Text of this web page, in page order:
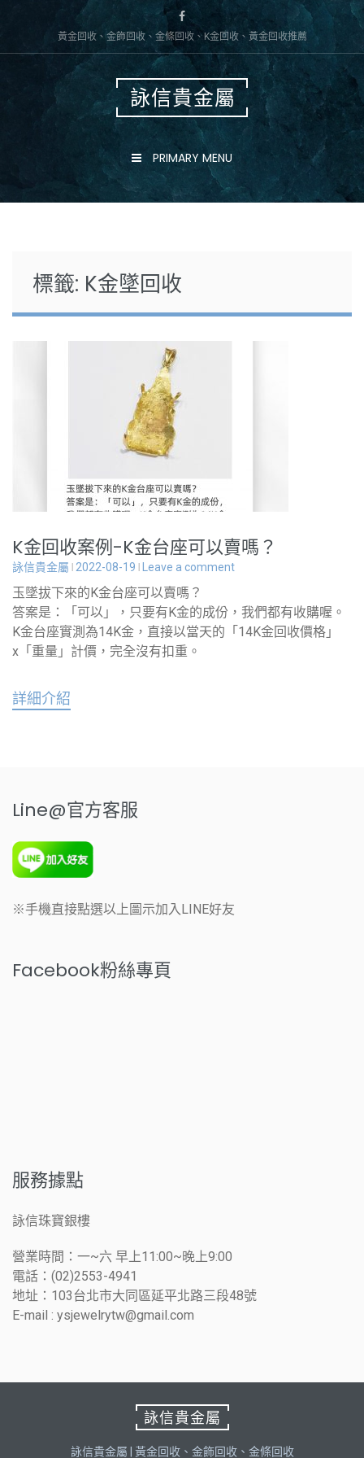
黃金回收、金飾回收、金條回收、K金回收、黃金回收推薦
詠信貴金屬
PRIMARY MENU
標籤: K金墜回收
K金回收案例-K金台座可以賣嗎？
詠信貴金屬 2022-08-19 Leave a comment
玉墜拔下來的K金台座可以賣嗎？
答案是：「可以」，只要有K金的成份，我們都有收購喔。
K金台座實測為14K金，直接以當天的「14K金回收價格」
x「重量」計價，完全沒有扣重。
詳細介紹
Line@官方客服
※手機直接點選以上圖示加入LINE好友
Facebook粉絲專頁
服務據點
詠信珠寶銀樓
營業時間：一~六 早上11:00~晚上9:00
電話：(02)2553-4941
地址：103台北市大同區延平北路三段48號
E-mail : ysjewelrytw@gmail.com
詠信貴金屬
詠信貴金屬 | 黃金回收、金飾回收、金條回收